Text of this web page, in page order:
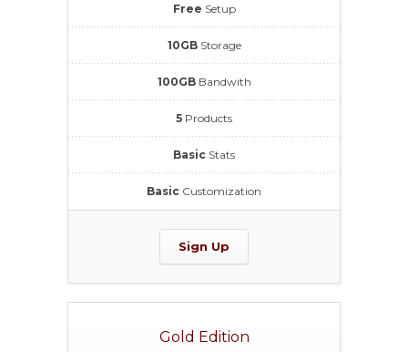
Free Setup
10GBStorage
100GBBandwith
5 Products
Basic Stats
Basic Customization
Sign Up
Gold Edition